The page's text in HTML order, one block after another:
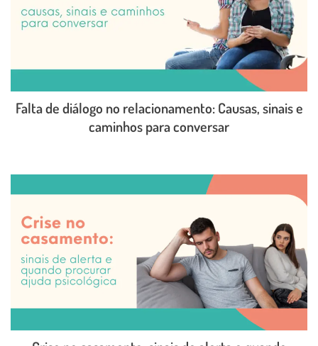
Falta de diálogo no relacionamento: Causas, sinais e
caminhos para conversar